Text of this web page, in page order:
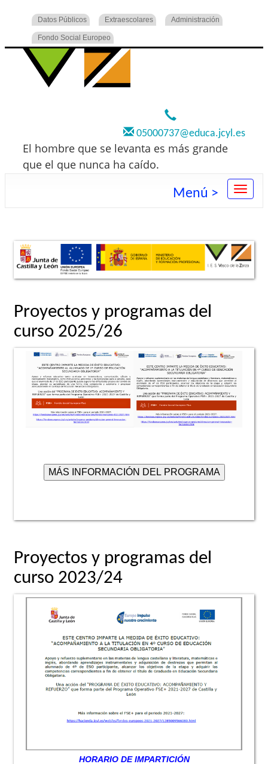
Datos Públicos Extraescolares Administración
Fondo Social Europeo
05000737@educa.jcyl.es
El hombre que se levanta es más grande
que el que nunca ha caído.
Menú >
Proyectos y programas del
curso 2025/26
Proyectos y programas del
curso 2023/24
HORARIO DE IMPARTICIÓN